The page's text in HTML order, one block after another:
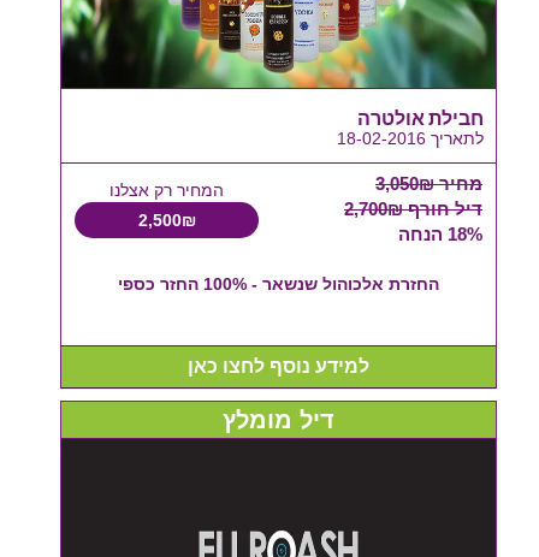
חבילת אולטרה
לתאריך 18-02-2016
מחיר 3,050₪
דיל חורף 2,700₪
18% הנחה
המחיר רק אצלנו
2,500₪
החזרת אלכוהול שנשאר - 100% החזר כספי
למידע נוסף לחצו כאן
דיל מומלץ